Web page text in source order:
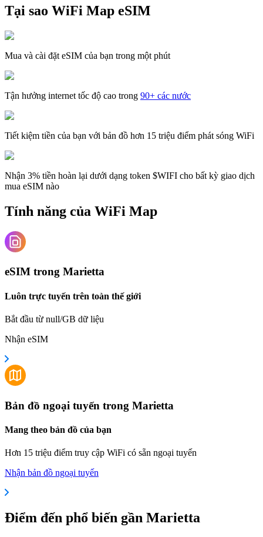
Tại sao WiFi Map eSIM
Mua và cài đặt eSIM của bạn trong một phút
Tận hưởng internet tốc độ cao trong 90+ các nước
Tiết kiệm tiền của bạn với bản đồ hơn 15 triệu điểm phát sóng WiFi
Nhận 3% tiền hoàn lại dưới dạng token $WIFI cho bất kỳ giao dịch
mua eSIM nào
Tính năng của WiFi Map
eSIM trong Marietta
Luôn trực tuyến trên toàn thế giới
Bắt đầu từ null/GB dữ liệu
Nhận eSIM
Bản đồ ngoại tuyến trong Marietta
Mang theo bản đồ của bạn
Hơn 15 triệu điểm truy cập WiFi có sẵn ngoại tuyến
Nhận bản đồ ngoại tuyến
Điểm đến phổ biến gần Marietta